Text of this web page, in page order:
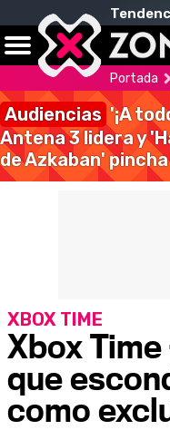
Portada
Audiencias '¡A
Antena 3 lidera y
de Azkaban'
Xbox
que
como
XBOX TIME